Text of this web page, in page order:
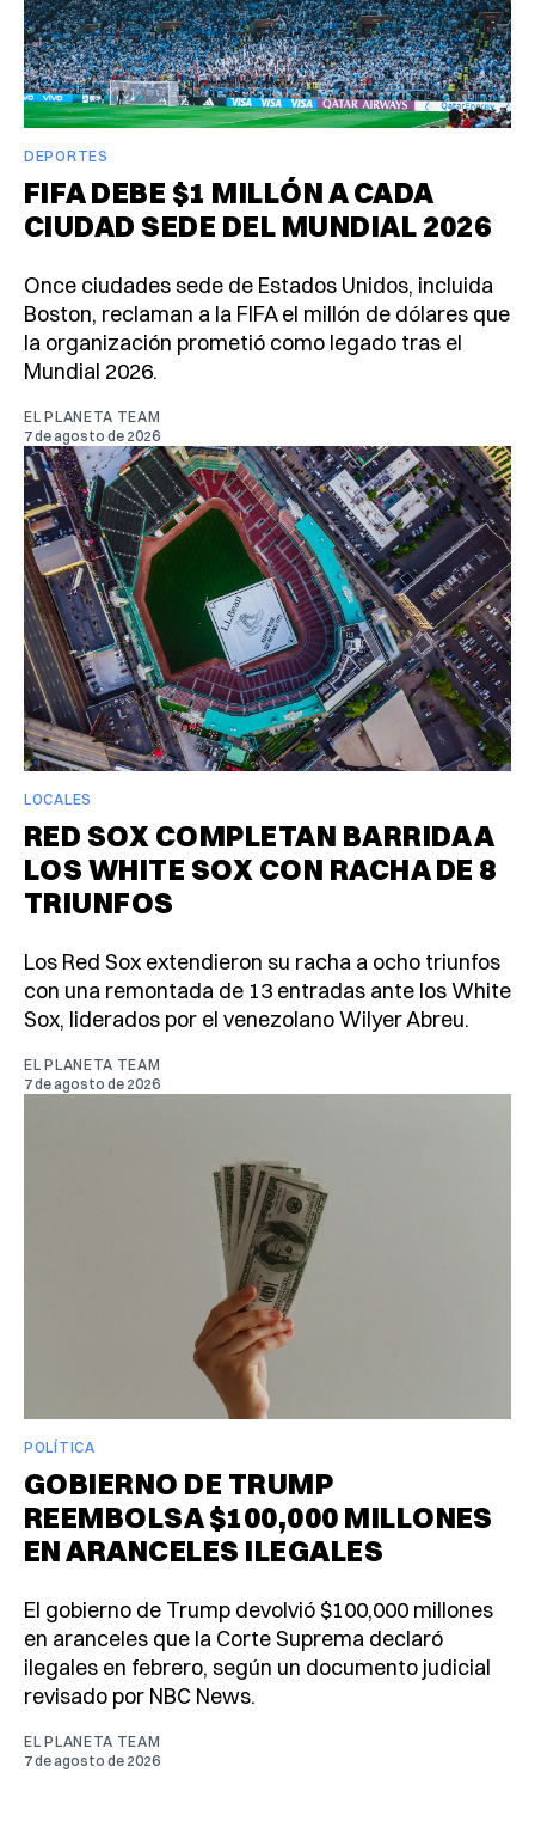
DEPORTES
FIFA DEBE $1 MILLÓN A CADA
CIUDAD SEDE DEL MUNDIAL 2026
Once ciudades sede de Estados Unidos, incluida
Boston, reclaman a la FIFA el millón de dólares que
la organización prometió como legado tras el
Mundial 2026.
EL PLANETA TEAM
7 de agosto de 2026
LOCALES
RED SOX COMPLETAN BARRIDA A
LOS WHITE SOX CON RACHA DE 8
TRIUNFOS
Los Red Sox extendieron su racha a ocho triunfos
con una remontada de 13 entradas ante los White
Sox, liderados por el venezolano Wilyer Abreu.
EL PLANETA TEAM
7 de agosto de 2026
POLÍTICA
GOBIERNO DE TRUMP
REEMBOLSA $100,000 MILLONES
EN ARANCELES ILEGALES
El gobierno de Trump devolvió $100,000 millones
en aranceles que la Corte Suprema declaró
ilegales en febrero, según un documento judicial
revisado por NBC News.
EL PLANETA TEAM
7 de agosto de 2026